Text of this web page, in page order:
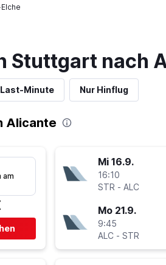
Stuttgart nach
Last-Minute Nur Hinflug
Alicante
am
Mi 16.9.
16:10
STR - ALC
Mo 21.9.
9:45
ALC - STR